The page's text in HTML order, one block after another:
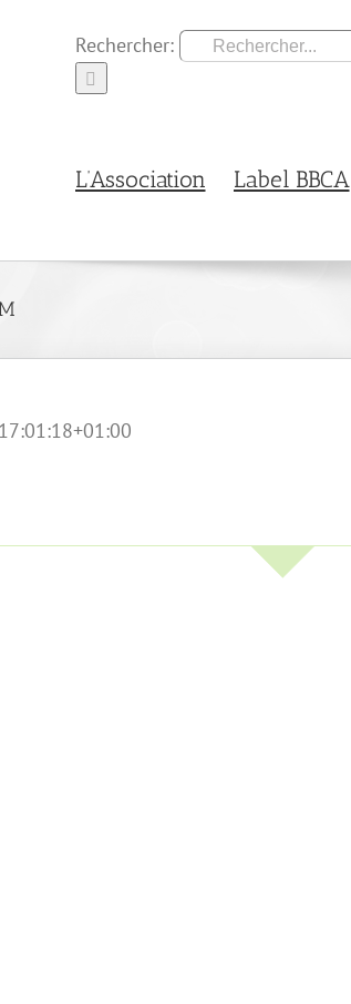
Rechercher:
L’Association Label BBCA